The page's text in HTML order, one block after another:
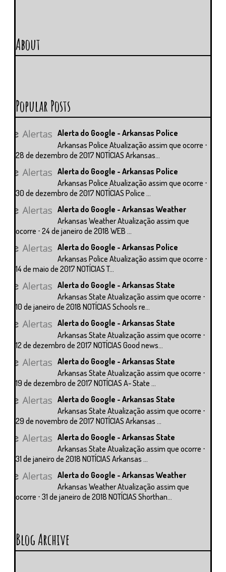
About
Popular Posts
Alerta do Google - Arkansas Police
Arkansas Police Atualização assim que ocorre ⋅
28 de dezembro de 2017 NOTÍCIAS Arkansas...
Alerta do Google - Arkansas Police
Arkansas Police Atualização assim que ocorre ⋅
30 de dezembro de 2017 NOTÍCIAS Police ...
Alerta do Google - Arkansas Weather
Arkansas Weather Atualização assim que
ocorre ⋅ 24 de janeiro de 2018 WEB ...
Alerta do Google - Arkansas Police
Arkansas Police Atualização assim que ocorre ⋅
14 de maio de 2017 NOTÍCIAS T...
Alerta do Google - Arkansas State
Arkansas State Atualização assim que ocorre ⋅
10 de janeiro de 2018 NOTÍCIAS Schools re...
Alerta do Google - Arkansas State
Arkansas State Atualização assim que ocorre ⋅
12 de dezembro de 2017 NOTÍCIAS Good news...
Alerta do Google - Arkansas State
Arkansas State Atualização assim que ocorre ⋅
19 de dezembro de 2017 NOTÍCIAS A- State ...
Alerta do Google - Arkansas State
Arkansas State Atualização assim que ocorre ⋅
29 de novembro de 2017 NOTÍCIAS Arkansas ...
Alerta do Google - Arkansas State
Arkansas State Atualização assim que ocorre ⋅
31 de janeiro de 2018 NOTÍCIAS Arkansas ...
Alerta do Google - Arkansas Weather
Arkansas Weather Atualização assim que
ocorre ⋅ 31 de janeiro de 2018 NOTÍCIAS Shorthan...
Blog Archive